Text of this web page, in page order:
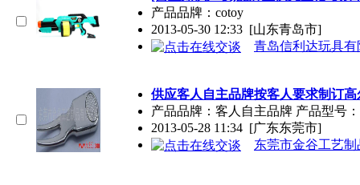
产品品牌 ：cotoy
2013-05-30 12:33 [山东青岛市]
青岛信利达玩具有
供应客人自主品牌按客人要求制订
产品品牌 ：客人自主品牌 产品型号
2013-05-28 11:34 [广东东莞市]
东莞市金谷工艺